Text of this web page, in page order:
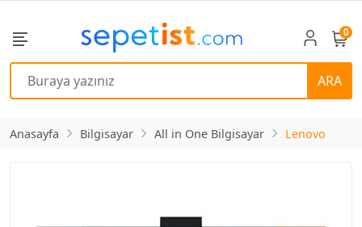
ARA
0
Anasayfa Bilgisayar All in One Bilgisayar Lenovo